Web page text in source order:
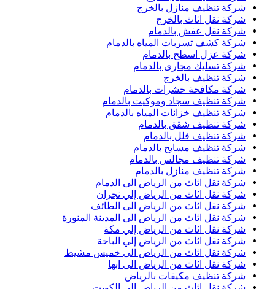
شركة تنظيف منازل بالخرج
شركة نقل اثاث بالخرج
شركة نقل عفش بالدمام
شركة كشف تسربات المياه بالدمام
شركة عزل اسطح بالدمام
شركة تسليك مجارى بالدمام
شركة تنظيف بالخرج
شركة مكافحة حشرات بالدمام
شركة تنظيف سجاد وموكيت بالدمام
شركة تنظيف خزانات المياه بالدمام
شركة تنظيف شقق بالدمام
شركة تنظيف فلل بالدمام
شركة تنظيف مسابح بالدمام
شركة تنظيف مجالس بالدمام
شركة تنظيف منازل بالدمام
شركة نقل اثاث من الرياض الى الدمام
شركة نقل اثاث من الرياض إلي نجران
شركة نقل اثاث من الرياض الى الطائف
شركة نقل اثاث من الرياض الى المدينة المنورة
شركة نقل اثاث من الرياض إلي مكة
شركة نقل اثاث من الرياض إلي الباحة
شركة نقل اثاث من الرياض الى خميس مشيط
شركة نقل اثاث من الرياض الى ابها
شركة تنظيف مكيفات بالرياض